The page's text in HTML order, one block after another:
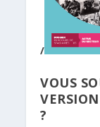
/
VOUS
?